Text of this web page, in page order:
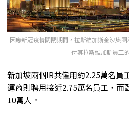
因應新冠疫情關閉期間，拉斯維加斯金沙集
付其拉斯維加斯員工
新加坡兩個IR共僱用約2.25萬名員
運商則聘用接近2.75萬名員工，而
10萬人。